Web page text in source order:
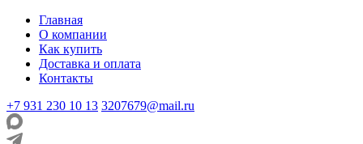
Главная
О компании
Как купить
Доставка и оплата
Контакты
+7 931 230 10 13 3207679@mail.ru